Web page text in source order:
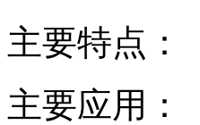
主要特点：
主要应用：